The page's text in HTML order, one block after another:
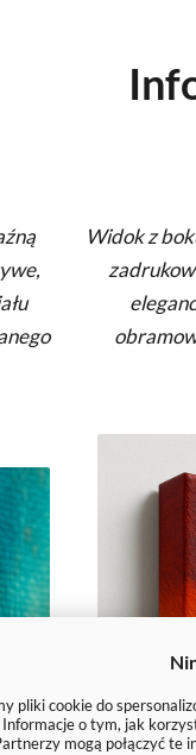
Widok z
pliki cookie do
o tym, jak
mogą połączyć te